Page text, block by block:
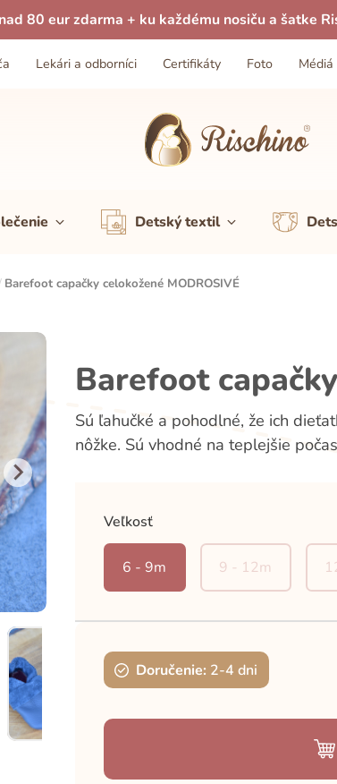
80 eur zdarma + ku každému nosiču a šatke
Lekári a odborníci Certifikáty Foto Médiá
Detský textil
Barefoot capačky celokožené MODROSIVÉ
Barefoot
Sú ľahučké a pohodlné, že ich
nôžke. Sú vhodné na teplejšie
Veľkosť
6 - 9m 9 - 12m
Doručenie: 2-4 dni